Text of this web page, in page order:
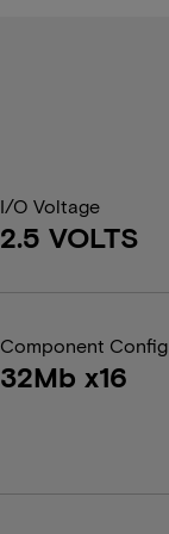
I/O Voltage
2.5 VOLTS
Component Config
32Mb x16